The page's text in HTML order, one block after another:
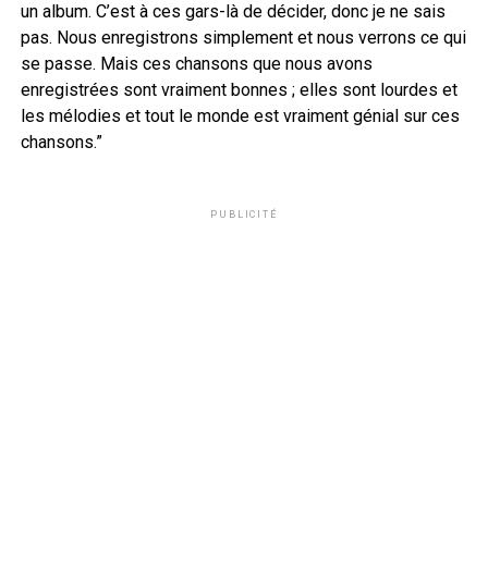
un album. C’est à ces gars-là de décider, donc je ne sais
pas. Nous enregistrons simplement et nous verrons ce qui
se passe. Mais ces chansons que nous avons
enregistrées sont vraiment bonnes ; elles sont lourdes et
les mélodies et tout le monde est vraiment génial sur ces
chansons.”
PUBLICITÉ